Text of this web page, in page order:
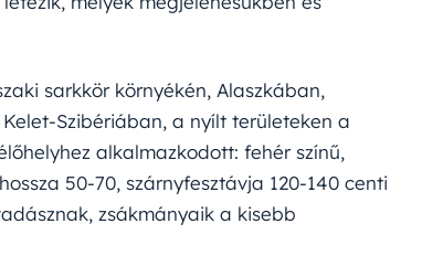
sarkkör környékén, Alaszkában,
Szibériában, a nyílt területeken a
alkalmazkodott: fehér színű,
50-70, szárnyfesztávja 120-140 centi
zsákmányaik a kisebb